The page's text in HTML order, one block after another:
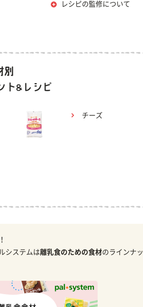
レシピの監修について
チーズ
システムは離乳食のための食材のラインナッ